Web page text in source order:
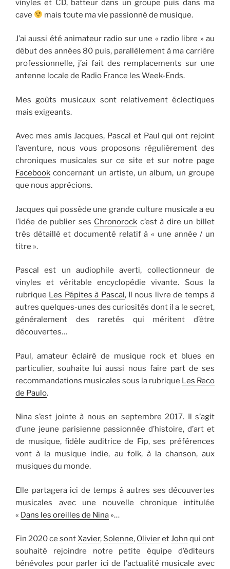
vinyles et CD, batteur dans un groupe puis dans ma
cave
mais toute ma vie passionné de musique.
J’ai aussi été animateur radio sur une « radio libre » au
début des années 80 puis, parallèlement à ma carrière
professionnelle, j’ai fait des remplacements sur une
antenne locale de Radio France les Week-Ends.
Mes goûts musicaux sont relativement éclectiques
mais exigeants.
Avec mes amis Jacques, Pascal et Paul qui ont rejoint
l’aventure, nous vous proposons régulièrement des
chroniques musicales sur ce site et sur notre page
Facebook concernant un artiste, un album, un groupe
que nous apprécions.
Jacques qui possède une grande culture musicale a eu
l’idée de publier ses Chronorock c’est à dire un billet
très détaillé et documenté relatif à « une année / un
titre ».
Pascal est un audiophile averti, collectionneur de
vinyles et véritable encyclopédie vivante. Sous la
rubrique Les Pépites à Pascal, Il nous livre de temps à
autres quelques-unes des curiosités dont il a le secret,
généralement des raretés qui méritent d’être
découvertes…
Paul, amateur éclairé de musique rock et blues en
particulier, souhaite lui aussi nous faire part de ses
recommandations musicales sous la rubrique Les Reco
de Paulo.
Nina s’est jointe à nous en septembre 2017. Il s’agit
d’une jeune parisienne passionnée d’histoire, d’art et
de musique, fidèle auditrice de Fip, ses préférences
vont à la musique indie, au folk, à la chanson, aux
musiques du monde.
Elle partagera ici de temps à autres ses découvertes
musicales avec une nouvelle chronique intitulée
« Dans les oreilles de Nina »…
Fin 2020 ce sontXavier, Solenne, OlivieretJohn qui ont
souhaité rejoindre notre petite équipe d’éditeurs
bénévoles pour parler ici de l’actualité musicale avec